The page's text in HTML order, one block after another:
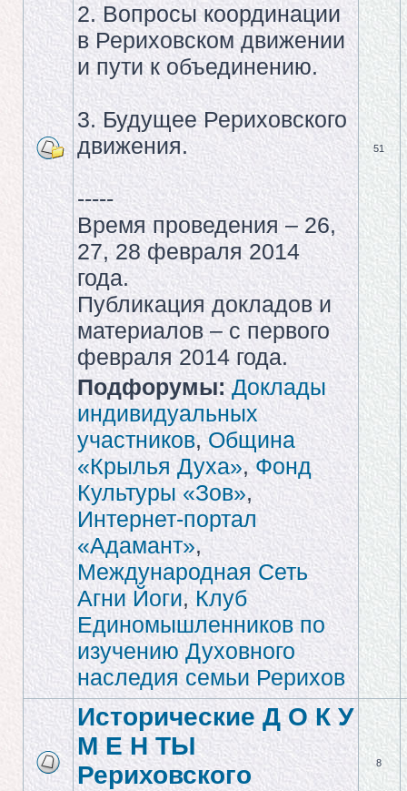
2. Вопросы координации
в Рериховском движении
и пути к объединению.
3. Будущее Рериховского
движения.
-----
Время проведения – 26,
27, 28 февраля 2014
года.
Публикация докладов и
материалов – с первого
февраля 2014 года.
Подфорумы:Доклады
индивидуальных
участников, Община
«Крылья Духа»,Фонд
Культуры «Зов»,
Интернет-портал
«Адамант»,
Международная Сеть
Агни Йоги,Клуб
Единомышленников по
изучению Духовного
наследия семьи Рерихов
51
Исторические Д О К У
М Е Н ТЫ
Рериховского
8